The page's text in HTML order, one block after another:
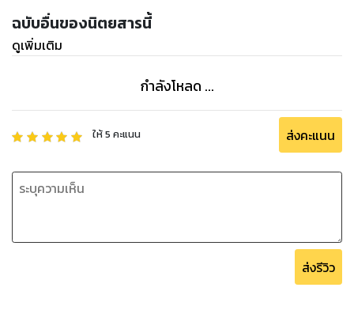
ฉบับอื่นของนิตยสารนี้
ดูเพิ่มเติม
กำลังโหลด ...
ให้5 คะแนน ส่งคะแนน
ส่งรีวิว